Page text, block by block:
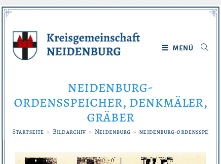
Zum
Inhalt
MENÜ
neidenburg-
ordensspeicher, denkmäler,
gräber
Startseite » Bildarchiv » Neidenburg » neidenburg-